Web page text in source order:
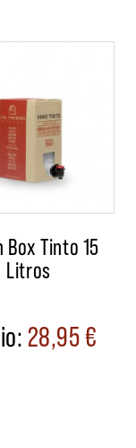
Box Tinto 15
Litros
28,95€